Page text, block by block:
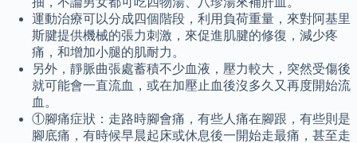
運動治療可以分成四個階段，利用負荷重量，來對阿基里
斯腱提供機械的張力刺激，來促進肌腱的修復，減少疼
痛，和增加小腿的肌耐力。
另外，靜脈曲張處蓄積不少血液，壓力較大，突然受傷後
就可能會一直流血，或在加壓止血後沒多久又再度開始流
血。
①腳痛症狀：走路時腳會痛，有些人痛在腳跟，有些則是
腳底痛，有時候早晨起床或休息後一開始走最痛，甚至走